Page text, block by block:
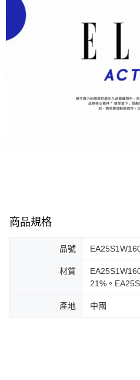
商品規格
品號
材質
21%。
產地 中國